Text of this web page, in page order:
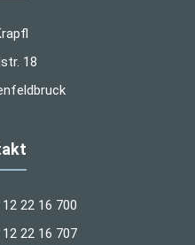
18
22 16 700
22 16 707